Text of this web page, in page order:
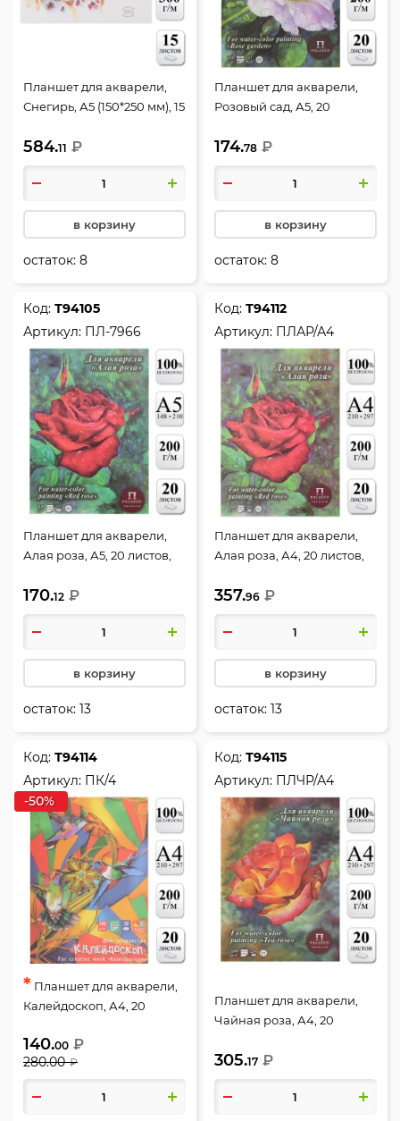
Планшет для акварели,
Снегирь, А5 (150*250 мм), 15
склейка, цвет белый,
Лилия Холдинг, ПЛ-6345
584.11 ₽
в корзину
остаток:8
Планшет для акварели,
Розовый сад, А5, 20
склейка, цвет
соломенный, Лилия
Холдинг, ПЛ-7942
174.78 ₽
в корзину
остаток:8
Код:Т94105
Артикул: ПЛ-7966
Планшет для акварели,
Алая роза, А5, 20 листов,
Лилия Холдинг, ПЛ-7966
170.12 ₽
в корзину
остаток:13
Код:Т94112
Артикул: ПЛАР/А4
Планшет для акварели,
Алая роза, А4, 20 листов,
ПЛАР/А4
357.96 ₽
в корзину
остаток:13
Код:Т94114
Артикул: ПК/4
-50%
* Планшет для акварели,
Калейдоскоп, А4, 20
Холдинг, ПК/4
140.00 ₽
280.00 ₽
Код:Т94115
Артикул: ПЛЧР/А4
Планшет для акварели,
Чайная роза, А4, 20
Холдинг, ПЛЧР/А4
305.17 ₽